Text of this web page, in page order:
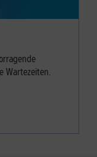
Wartezeiten.